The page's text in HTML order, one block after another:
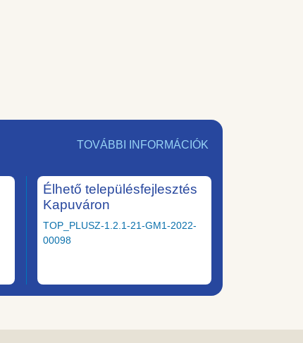
TOVÁBBI INFORMÁCIÓK
Élhető településfejlesztés
Kapuváron
TOP_PLUSZ-1.2.1-21-GM1-2022-
00098